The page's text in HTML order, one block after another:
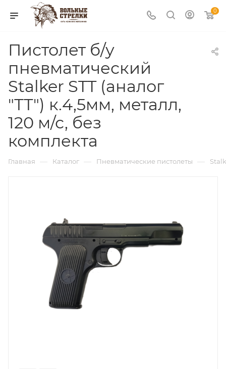
0
Пистолет б/у
пневматический
Stalker STT (аналог
"ТТ") к.4,5мм, металл,
120 м/с, без
комплекта
Главная — Каталог — Пневматические пистолеты —